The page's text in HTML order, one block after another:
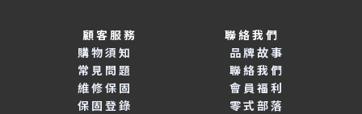
顧客服務 聯絡我們
購物須知
品牌故事
常見問題
聯絡我們
維修保固
會員福利
保固登錄
零式部落